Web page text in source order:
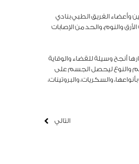
وأعضاء الفريق الطبي بنادي
والنوم، والحد من الإصابات
أنجح وسيلة للقضاء والوقاية
والنوع ليحصل الجسم على
والسكريات، والبروتينات،
التالي